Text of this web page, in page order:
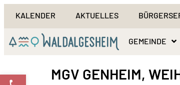
Werkzeugleiste öffnen
KALENDER AKTUELLES
GEMEINDE
MGV GENHEIM,